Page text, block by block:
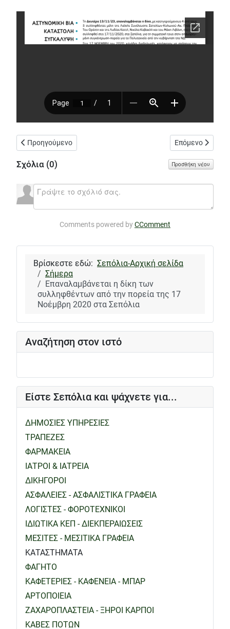
Αναζήτηση στον ιστό
Είστε Σεπόλια και ψάχνετε για...
ΔΗΜΟΣΙΕΣ ΥΠΗΡΕΣΙΕΣ
ΤΡΑΠΕΖΕΣ
ΦΑΡΜΑΚΕΙΑ
ΙΑΤΡΟΙ & ΙΑΤΡΕΙΑ
ΔΙΚΗΓΟΡΟΙ
ΑΣΦΑΛΕΙΕΣ - ΑΣΦΑΛΙΣΤΙΚΑ ΓΡΑΦΕΙΑ
ΛΟΓΙΣΤΕΣ - ΦΟΡΟΤΕΧΝΙΚΟΙ
ΙΔΙΩΤΙΚΑ ΚΕΠ - ΔΙΕΚΠΕΡΑΙΩΣΕΙΣ
ΜΕΣΙΤΕΣ - ΜΕΣΙΤΙΚΑ ΓΡΑΦΕΙΑ
ΚΑΤΑΣΤΗΜΑΤΑ
ΦΑΓΗΤΟ
ΚΑΦΕΤΕΡΙΕΣ - ΚΑΦΕΝΕΙΑ - ΜΠΑΡ
ΑΡΤΟΠΟΙΕΙΑ
ΖΑΧΑΡΟΠΛΑΣΤΕΙΑ - ΞΗΡΟΙ ΚΑΡΠΟΙ
ΚΑΒΕΣ ΠΟΤΩΝ
Προηγούμενο άρθρο: Η ΑΥΓΗ: Σεπόλια / Στο σκοτάδι πάνω από
Προηγούμενο Επόμενο άρθρο:
Επόμενο
Σχόλια (0) Προσθήκη νέου
Comments powered byCComment
Βρίσκεστε εδώ: Σεπόλια-Αρχική σελίδα
Σήμερα
Επαναλαμβάνεται η δίκη των
συλληφθέντων από την πορεία της 17
Νοέμβρη 2020 στα Σεπόλια